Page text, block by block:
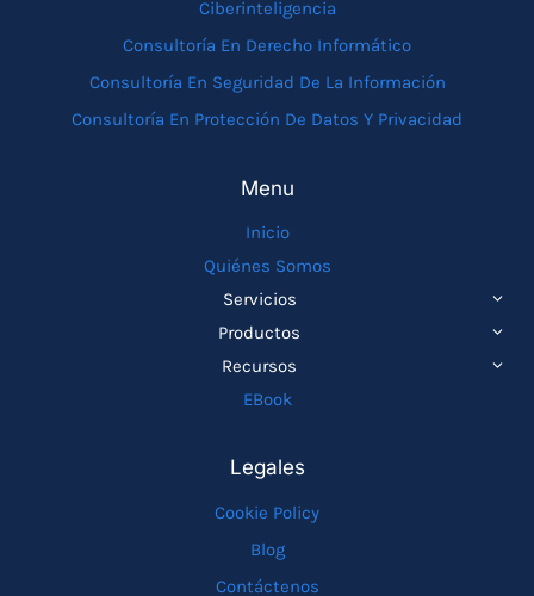
Ciberinteligencia
Consultoría En Derecho Informático
Consultoría En Seguridad De La Información
Consultoría En Protección De Datos Y Privacidad
Menu
Inicio
Quiénes Somos
Servicios
HIJO
Productos
HIJO
Recursos
EBook
Legales
Cookie Policy
Blog
Contáctenos